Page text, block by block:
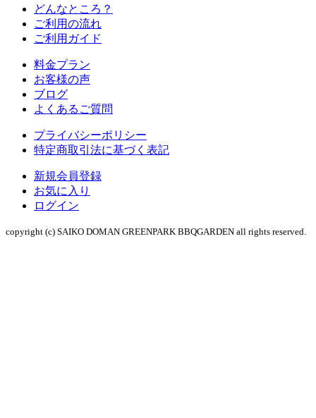
どんなところ？
ご利用の流れ
ご利用ガイド
料金プラン
お客様の声
ブログ
よくあるご質問
プライバシーポリシー
特定商取引法に基づく表記
新規会員登録
お気に入り
ログイン
copyright (c) SAIKO DOMAN GREENPARK BBQGARDEN all rights reserved.